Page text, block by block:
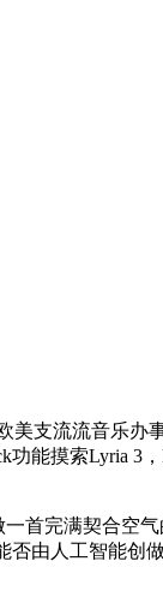
流流音乐办
能摸索Lyria
完满契合空
由人工智能